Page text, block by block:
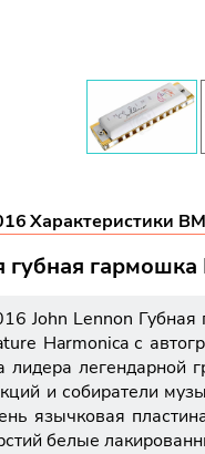
Характеристики
губная
John Lennon
Harmonica с
лидера
и собиратели
язычковая
белые